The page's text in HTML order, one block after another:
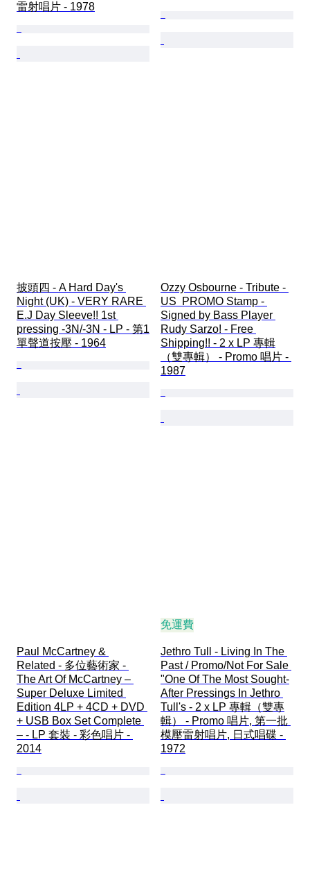
雷射唱片 - 1978
披頭四 - A Hard Day's
Night (UK) - VERY RARE
E.J Day Sleeve!! 1st
pressing -3N/-3N - LP - 第1
單聲道按壓 - 1964
Ozzy Osbourne - Tribute -
US  PROMO Stamp -
Signed by Bass Player
Rudy Sarzo! - Free
Shipping!! - 2 x LP 專輯
（雙專輯） - Promo 唱片 -
1987
Paul McCartney &
Related - 多位藝術家 -
The Art Of McCartney –
Super Deluxe Limited
Edition 4LP + 4CD + DVD
+ USB Box Set Complete
– - LP 套裝 - 彩色唱片 -
2014
免運費
Jethro Tull - Living In The
Past / Promo/Not For Sale
"One Of The Most Sought-
After Pressings In Jethro
Tull's - 2 x LP 專輯（雙專
輯） - Promo 唱片, 第一批
模壓雷射唱片, 日式唱碟 -
1972